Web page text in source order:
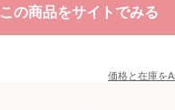
この商品をサイトでみる
価格と在庫を